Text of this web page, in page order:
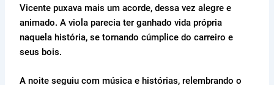
Vicente puxava mais um acorde, dessa vez alegre e
animado. A viola parecia ter ganhado vida própria
naquela história, se tornando cúmplice do carreiro e
seus bois.
A noite seguiu com música e histórias, relembrando o